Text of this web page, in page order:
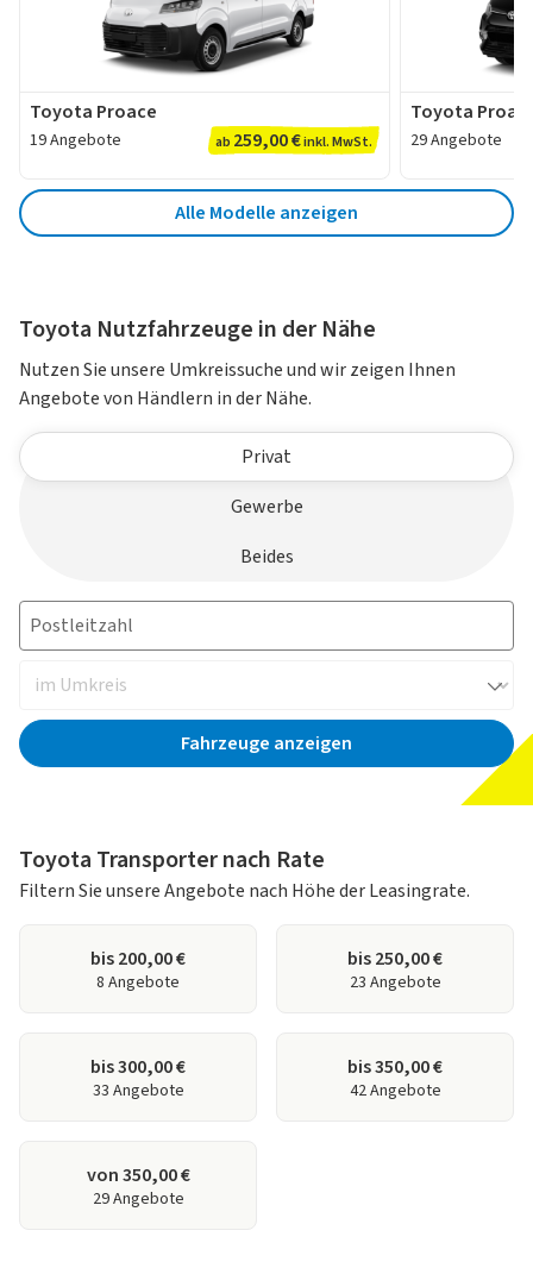
Toyota Proace
19 Angebote ab 259,00 €inkl. MwSt.
Toyota
29 Angebote
Alle Modelle anzeigen
Toyota Nutzfahrzeuge in der Nähe
Nutzen Sie unsere Umkreissuche und wir zeigen Ihnen
Angebote von Händlern in der Nähe.
Zielgruppe
Privat
Gewerbe
Beides
Fahrzeuge anzeigen
Toyota Transporter nach Rate
Filtern Sie unsere Angebote nach Höhe der Leasingrate.
bis 200,00 €
8 Angebote
bis 250,00 €
23 Angebote
bis 300,00 €
33 Angebote
bis 350,00 €
42 Angebote
von 350,00 €
29 Angebote